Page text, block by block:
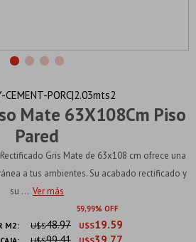
Mate 63X108Cm Piso
Pared
CEMENT-PORC|2.03mts2
Gris Mate de 63x108 cm ofrece una
a tus ambientes. Su acabado rectificado y
su ... Ver más
59 99
M2: U$S19.59
U$S48.97